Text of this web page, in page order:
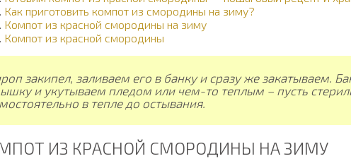
Как приготовить компот из смородины на зиму?
Компот из красной смородины на зиму
Компот из красной смородины
закипел, заливаем его в банку и сразу же закатываем.
и укутываем пледом или чем-то теплым – пусть
в тепле до остывания.
ИЗ КРАСНОЙ СМОРОДИНЫ НА ЗИМУ